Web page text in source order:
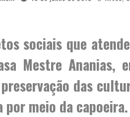
sociais que
Mestre Ananias,
das
por meio da capoeira.